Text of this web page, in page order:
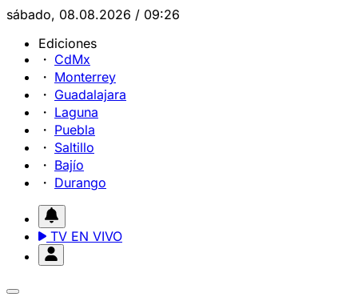
sábado, 08.08.2026 / 09:26
Ediciones
CdMx
Monterrey
Guadalajara
Laguna
Puebla
Saltillo
Bajío
Durango
TV EN VIVO